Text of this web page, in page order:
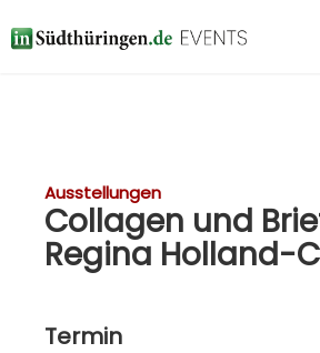
Ausstellungen
Collagen und
Regina Holland-
Termin